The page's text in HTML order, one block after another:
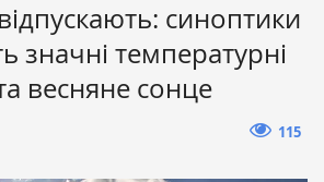
синоптики
значні температурні
весняне сонце
115